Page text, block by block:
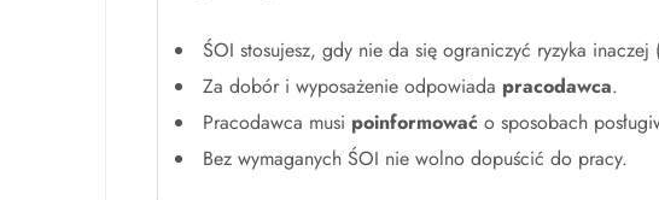
ŚOI stosujesz, gdy nie da się ograniczyć ryzyka
Za dobór i wyposażenie odpowiada pracodawca.
Pracodawca musi poinformować o sposobach
Bez wymaganych ŚOI nie wolno dopuścić do pracy.